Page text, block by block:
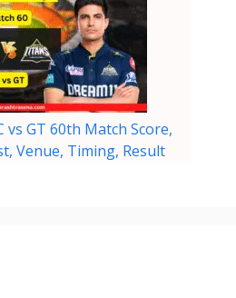
vs GT 60th Match Score,
Venue, Timing, Result